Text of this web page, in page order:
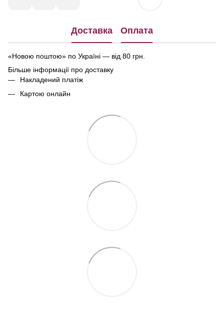
Доставка Оплата
«Новою поштою» по Україні — від 80 грн.
Більше інформації про доставку
Накладений платіж
Картою онлайн